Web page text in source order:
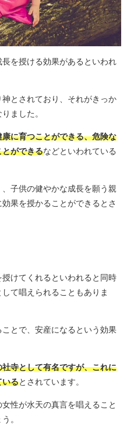
を授ける効果があるといわれ
とされており、それがきっか
ました。
に育つことができる、危険な
とができるなどといわれている
子供の健やかな成長を願う親
果を授かることができるとさ
けてくれるといわれると同時
て唱えられることもありま
とで、安産になるという効果
寺として有名ですが、これに
いる とされています。
性が水天の真言を唱えること
。